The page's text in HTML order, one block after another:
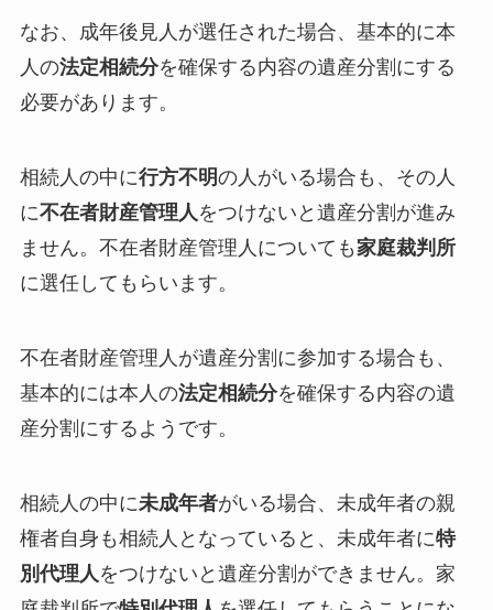
なお、成年後見人が選任された場合、基本的に本
人の法定相続分を確保する内容の遺産分割にする
必要があります。
相続人の中に行方不明の人がいる場合も、その人
に不在者財産管理人をつけないと遺産分割が進み
ません。不在者財産管理人についても家庭裁判所
に選任してもらいます。
不在者財産管理人が遺産分割に参加する場合も、
基本的には本人の法定相続分を確保する内容の遺
産分割にするようです。
相続人の中に未成年者がいる場合、未成年者の親
権者自身も相続人となっていると、未成年者に特
別代理人 をつけないと遺産分割ができません。家